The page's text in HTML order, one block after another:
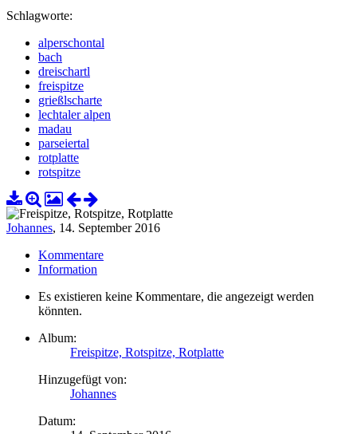
Schlagworte:
alperschontal
bach
dreischartl
freispitze
grießlscharte
lechtaler alpen
madau
parseiertal
rotplatte
rotspitze
Johannes, 14. September 2016
Kommentare
Information
Es existieren keine Kommentare, die angezeigt werden
könnten.
Album:
Freispitze, Rotspitze, Rotplatte
Hinzugefügt von:
Johannes
Datum: